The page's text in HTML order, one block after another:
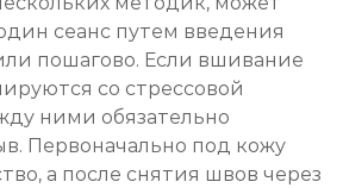
сеанс путем введения
пошагово. Если вшивание
со стрессовой
ними обязательно
Первоначально под кожу
а после снятия швов через